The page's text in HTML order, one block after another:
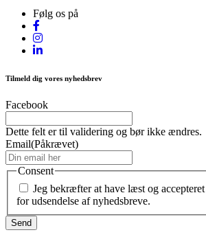
Følg os på
Tilmeld dig vores nyhedsbrev
Facebook
Dette felt er til validering og bør ikke ændres.
Email(Påkrævet)
Consent
Jeg bekræfter at have læst og
for udsendelse af nyhedsbreve.